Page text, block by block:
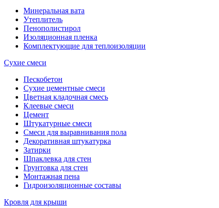
Минеральная вата
Утеплитель
Пенополистирол
Изоляционная пленка
Комплектующие для теплоизоляции
Сухие смеси
Пескобетон
Сухие цементные смеси
Цветная кладочная смесь
Клеевые смеси
Цемент
Штукатурные смеси
Смеси для выравнивания пола
Декоративная штукатурка
Затирки
Шпаклевка для стен
Грунтовка для стен
Монтажная пена
Гидроизоляционные составы
Кровля для крыши